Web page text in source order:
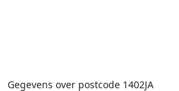
Gegevens over postcode 1402JA